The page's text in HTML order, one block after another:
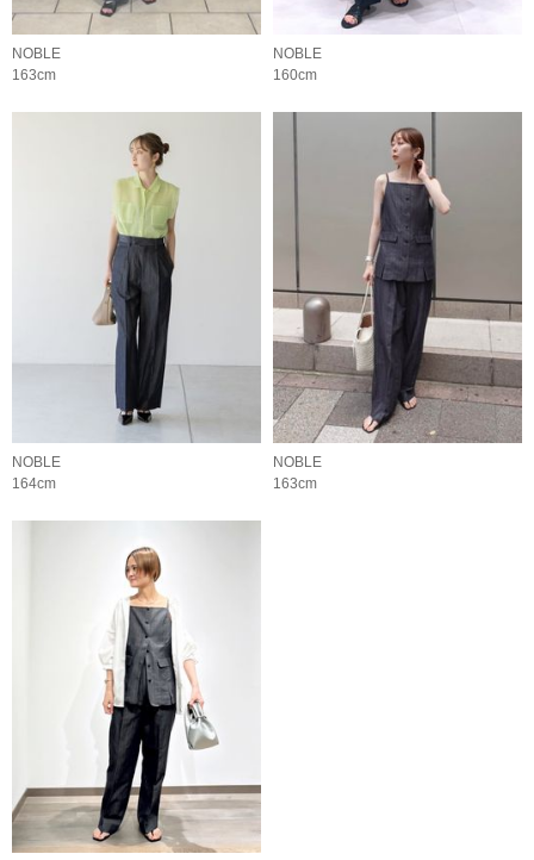
NOBLE
163cm
NOBLE
160cm
NOBLE
164cm
NOBLE
163cm